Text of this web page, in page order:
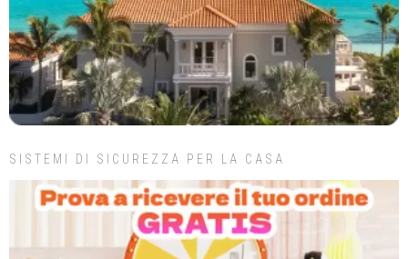
SISTEMI DI SICUREZZA PER LA CASA